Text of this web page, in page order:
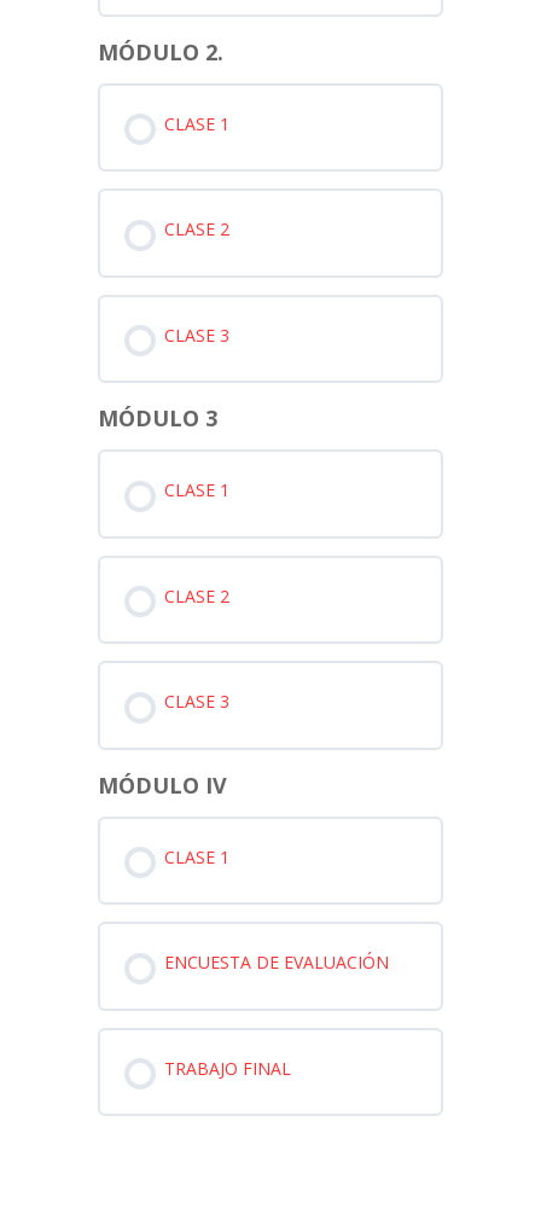
MÓDULO 2.
CLASE 1
CLASE 2
CLASE 3
MÓDULO 3
CLASE 1
CLASE 2
CLASE 3
MÓDULO IV
CLASE 1
ENCUESTA DE EVALUACIÓN
TRABAJO FINAL